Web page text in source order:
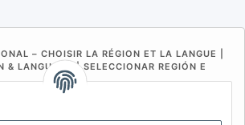
– CHOISIR LA RÉGION ET LA LANGUE |
& LANGUAGE | SELECCIONAR REGIÓN E
IDIOMA